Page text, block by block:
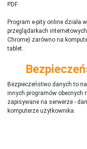
PDF.
Program e-pity online działa
przeglądarkach internetowych
Chrome) zarówno na
tablet..
Bezpieczeństwo danych to
innych programów obecnych
zapisywane na serwerze -
komputerze użytkownika.